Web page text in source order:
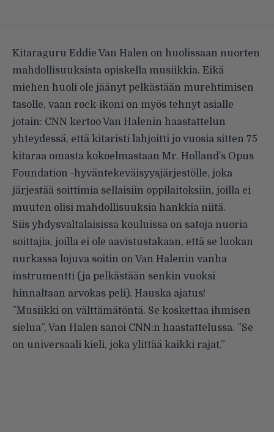
Kitaraguru Eddie Van Halen on huolissaan nuorten
mahdollisuuksista opiskella musiikkia. Eikä
miehen huoli ole jäänyt pelkästään murehtimisen
tasolle, vaan rock-ikoni on myös tehnyt asialle
jotain: CNN kertooVan Halenin haastattelun
yhteydessä, että kitaristi lahjoitti jo vuosia sitten 75
kitaraa omasta kokoelmastaan Mr. Holland’s Opus
Foundation -hyväntekeväisyysjärjestölle, joka
järjestää soittimia sellaisiin oppilaitoksiin, joilla ei
muuten olisi mahdollisuuksia hankkia niitä.
Siis yhdysvaltalaisissa kouluissa on satoja nuoria
soittajia, joilla ei ole aavistustakaan, että se luokan
nurkassa lojuva soitin on Van Halenin vanha
instrumentti (ja pelkästään senkin vuoksi
hinnaltaan arvokas peli). Hauska ajatus!
”Musiikki on välttämätöntä. Se koskettaa ihmisen
sielua”, Van Halen sanoi CNN:n haastattelussa. ”Se
on universaali kieli, joka ylittää kaikki rajat.”